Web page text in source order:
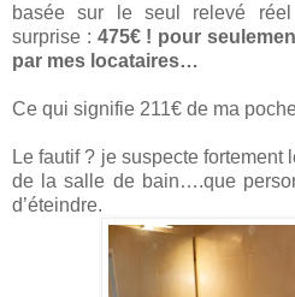
basée sur le seul relevé
surprise : 475€ ! pour
par mes locataires…
Ce qui signifie 211€ de ma
Le fautif ? je suspecte
de la salle de bain….que
d’éteindre.